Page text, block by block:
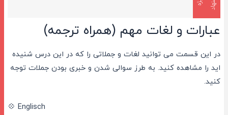
عبارات و لغات مهم (همراه ترجمه)
در این قسمت می توانید لغات و جملاتی را که در این درس شنیده
اید را مشاهده کنید. به طرز سوالی شدن و خبری بودن جملات توجه
کنید.
💠 Englisch